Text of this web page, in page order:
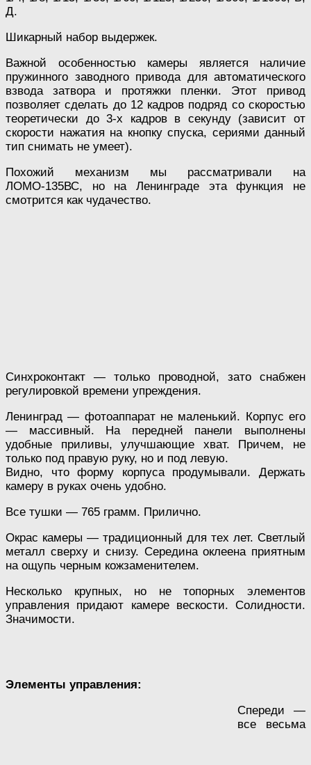
Д.
Шикарный набор выдержек.
Важной особенностью камеры является наличие
пружинного заводного привода для автоматического
взвода затвора и протяжки пленки. Этот привод
позволяет сделать до 12 кадров подряд со скоростью
теоретически до 3-х кадров в секунду (зависит от
скорости нажатия на кнопку спуска, сериями данный
тип снимать не умеет).
Похожий механизм мы рассматривали на
ЛОМО-135ВС, но на Ленинграде эта функция не
смотрится как чудачество.
Синхроконтакт — только проводной, зато снабжен
регулировкой времени упреждения.
Ленинград — фотоаппарат не маленький. Корпус его
— массивный. На передней панели выполнены
удобные приливы, улучшающие хват. Причем, не
только под правую руку, но и под левую.
Видно, что форму корпуса продумывали. Держать
камеру в руках очень удобно.
Все тушки — 765 грамм. Прилично.
Окрас камеры — традиционный для тех лет. Светлый
металл сверху и снизу. Середина оклеена приятным
на ощупь черным кожзаменителем.
Несколько крупных, но не топорных элементов
управления придают камере вескости. Солидности.
Значимости.
Элементы управления:
Спереди —
все весьма